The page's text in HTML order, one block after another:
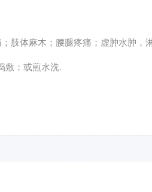
肢体麻木；腰腿疼痛；虚肿水肿，
敷；或煎水洗.